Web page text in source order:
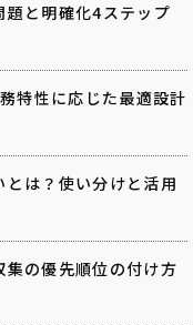
題と明確化4ステップ
特性に応じた最適設計
とは？使い分けと活用
集の優先順位の付け方